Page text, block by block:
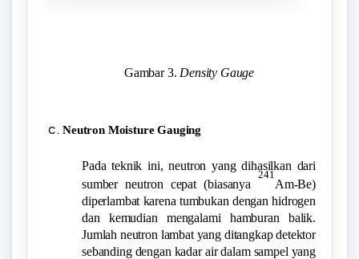
Gambar 3. Density Gauge
Neutron Moisture Gauging
Pada teknik ini, neutron yang dihasilkan dari
sumber neutron cepat (biasanya
241
Am-Be)
diperlambat karena tumbukan dengan hidrogen
dan kemudian mengalami hamburan balik.
Jumlah neutron lambat yang ditangkap detektor
sebanding dengan kadar air dalam sampel yang